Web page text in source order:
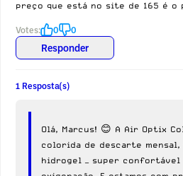
preço que está no site de 165 é o
Votes: 0 0
Responder
1 Resposta(s)
Olá, Marcus! 😊 A Air Optix
colorida de descarte
hidrogel — super confortável